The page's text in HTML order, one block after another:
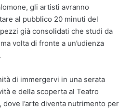
gli artisti avranno
al pubblico 20 minuti del
già consolidati che studi da
volta di fronte a un’udienza
di immergervi in una serata
e della scoperta al Teatro
dove l’arte diventa nutrimento per